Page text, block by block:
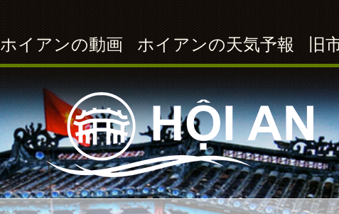
ホイアンの動画 ホイアンの天気予報 旧